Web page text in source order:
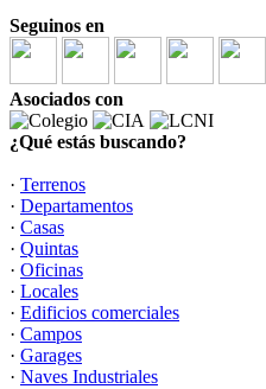
Seguinos en
Asociados con
¿Qué estás buscando?
· Terrenos
· Departamentos
· Casas
· Quintas
· Oficinas
· Locales
· Edificios comerciales
· Campos
· Garages
· Naves Industriales